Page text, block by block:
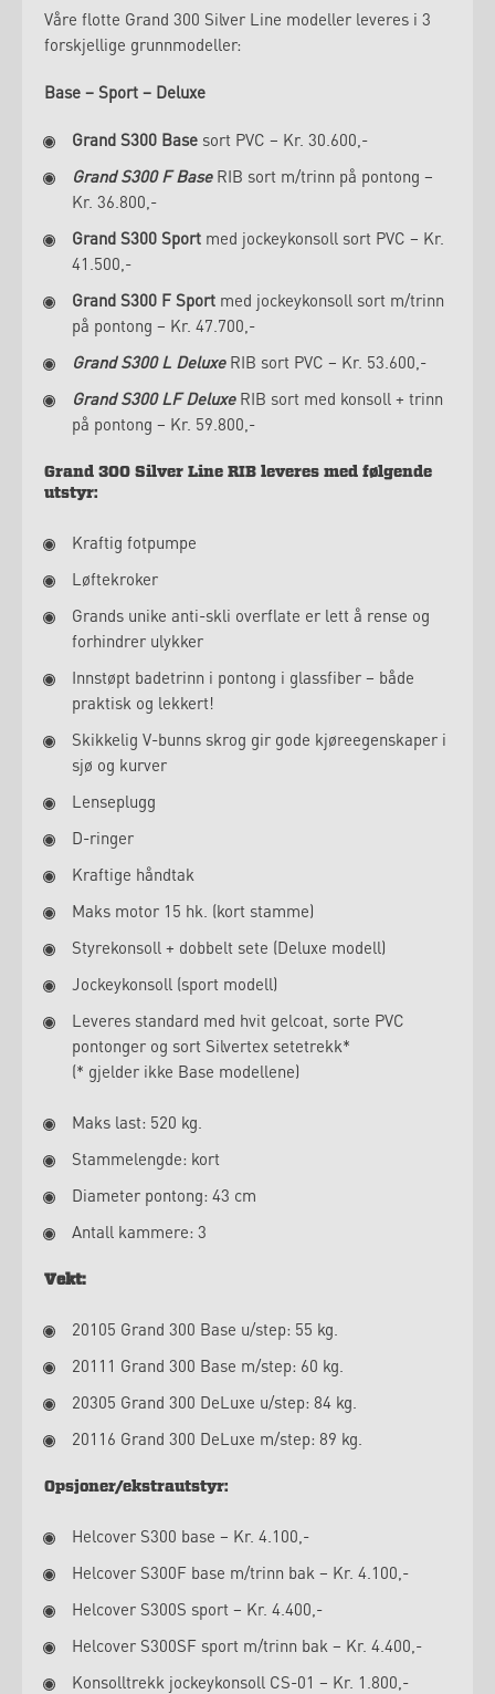
Våre flotte Grand 300 Silver Line modeller leveres i 3
forskjellige grunnmodeller:
Base – Sport – Deluxe
Grand S300 Base sort PVC – Kr. 30.600,-
Grand S300 F BaseRIB sort m/trinn på pontong –
Kr. 36.800,-
Grand S300 Sport med jockeykonsoll sort PVC – Kr.
41.500,-
Grand S300 F Sport med jockeykonsoll sort m/trinn
på pontong – Kr. 47.700,-
Grand S300 L Deluxe RIB sort PVC – Kr. 53.600,-
Grand S300 LF Deluxe RIB sort med konsoll + trinn
på pontong – Kr. 59.800,-
Grand 300 Silver Line RIB leveres med følgende
utstyr:
Kraftig fotpumpe
Løftekroker
Grands unike anti-skli overflate er lett å rense og
forhindrer ulykker
Innstøpt badetrinn i pontong i glassfiber – både
praktisk og lekkert!
Skikkelig V-bunns skrog gir gode kjøreegenskaper i
sjø og kurver
Lenseplugg
D-ringer
Kraftige håndtak
Maks motor 15 hk. (kort stamme)
Styrekonsoll + dobbelt sete (Deluxe modell)
Jockeykonsoll (sport modell)
Leveres standard med hvit gelcoat, sorte PVC
pontonger og sort Silvertex setetrekk*
(* gjelder ikke Base modellene)
Maks last: 520 kg.
Stammelengde: kort
Diameter pontong: 43 cm
Antall kammere: 3
Vekt:
20105 Grand 300 Base u/step: 55 kg.
20111 Grand 300 Base m/step: 60 kg.
20305 Grand 300 DeLuxe u/step: 84 kg.
20116 Grand 300 DeLuxe m/step: 89 kg.
Opsjoner/ekstrautstyr:
Helcover S300 base – Kr. 4.100,-
Helcover S300F base m/trinn bak – Kr. 4.100,-
Helcover S300S sport – Kr. 4.400,-
Helcover S300SF sport m/trinn bak – Kr. 4.400,-
Konsolltrekk jockeykonsoll CS-01 – Kr. 1.800,-